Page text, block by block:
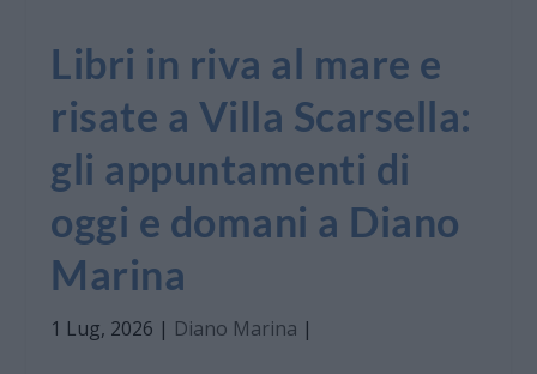
Libri in riva al mare e
risate a Villa Scarsella:
gli appuntamenti di
oggi e domani a Diano
Marina
1 Lug, 2026 | Diano Marina |